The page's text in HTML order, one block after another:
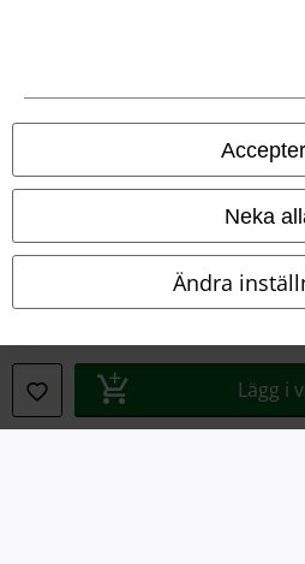
Neka
Ändra
Lägg i
Villkor
Om oss
Ladda ner villkoren
Avfallshantering och miljöskydd
Försäkran om överensstämmelse
Information om tillgänglighet